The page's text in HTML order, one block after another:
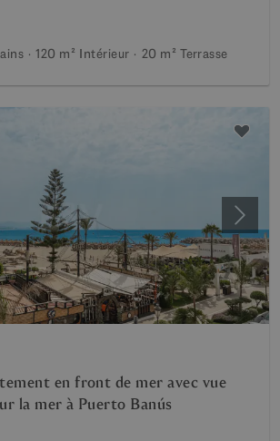
120 m² Intérieur 20 m² Terrasse
en front de mer avec vue
la mer à Puerto Banús